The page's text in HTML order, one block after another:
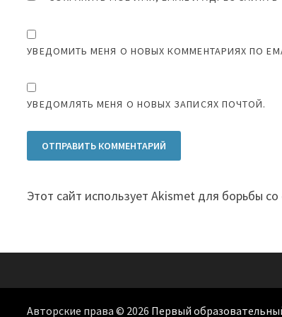
УВЕДОМИТЬ МЕНЯ О НОВЫХ КОММЕНТАРИЯХ ПО
УВЕДОМЛЯТЬ МЕНЯ О НОВЫХ ЗАПИСЯХ ПОЧТОЙ.
Этот сайт использует Akismet для борьбы
Авторские права © 2026 Первый